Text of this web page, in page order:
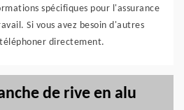
spécifiques pour l'assurance
Si vous avez besoin d'autres
directement.
de rive en alu